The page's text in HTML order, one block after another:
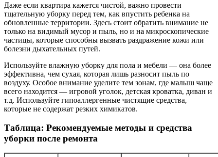
Даже если квартира кажется чистой, важно провести
тщательную уборку перед тем, как впустить ребенка на
обновленные территории. Здесь стоит обратить внимание не
только на видимый мусор и пыль, но и на микроскопические
частицы, которые способны вызвать раздражение кожи или
болезни дыхательных путей.
Используйте влажную уборку для пола и мебели — она более
эффективна, чем сухая, которая лишь разносит пыль по
воздуху. Особое внимание уделите тем зонам, где малыш чаще
всего находится — игровой уголок, детская кроватка, диван и
т.д. Используйте гипоаллергенные чистящие средства,
которые не содержат резких химикатов.
Таблица: Рекомендуемые методы и средства
уборки после ремонта